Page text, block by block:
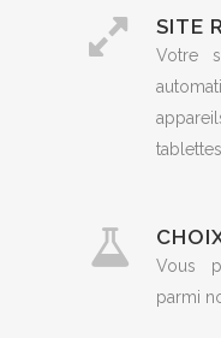
SITE
Votre
Vous
parmi